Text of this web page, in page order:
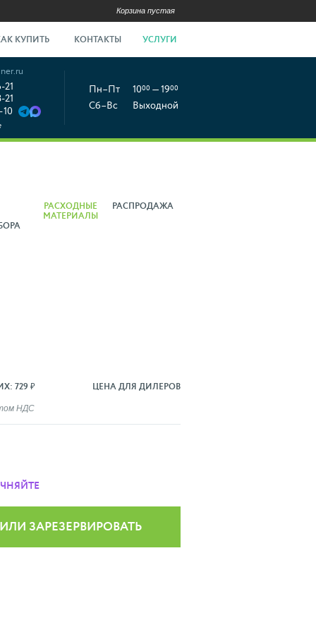
Корзина пустая
КУПИТЬ КОНТАКТЫ УСЛУГИ
21
21
10
Пн–Пт 1000 — 1900
Сб–Вс Выходной
РАСХОДНЫЕ
МАТЕРИАЛЫ
РАСПРОДАЖА
729 ₽ ЦЕНА ДЛЯ ДИЛЕРОВ
НДС
ЗАРЕЗЕРВИРОВАТЬ